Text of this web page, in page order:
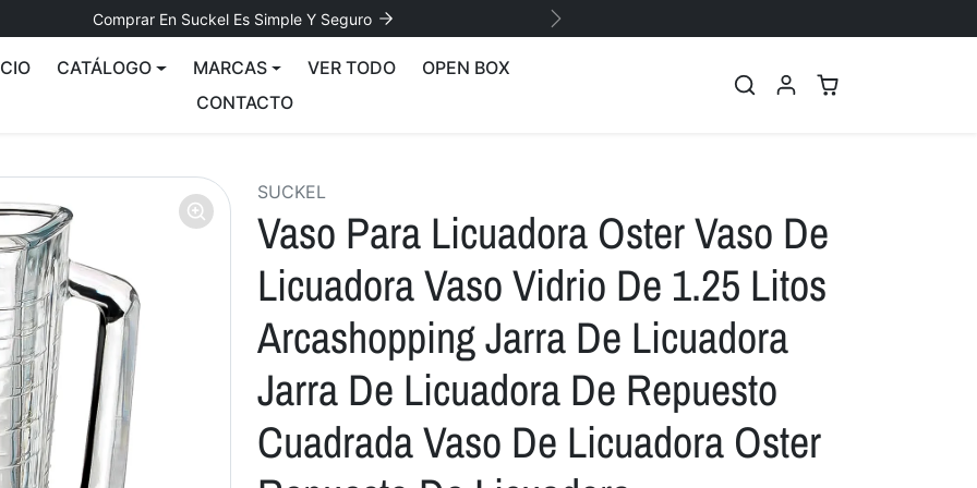
Comprar En Suckel Es Simple Y Seguro
Siguiente
CATÁLOGO MARCAS VER TODO
OPEN BOX
CONTACTO
SUCKEL
Vaso Para Licuadora Oster Vaso De
Licuadora Vaso Vidrio De 1.25 Litos
Arcashopping Jarra De Licuadora
Jarra De Licuadora De Repuesto
Cuadrada Vaso De Licuadora Oster